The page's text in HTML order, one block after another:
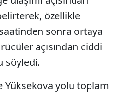
özellikle
sonra ortaya
açısından ciddi
söyledi.
Yüksekova yolu toplam